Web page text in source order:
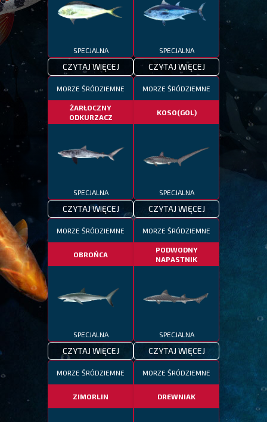
SPECJALNA
CZYTAJ WIĘCEJ
SPECJALNA
CZYTAJ WIĘCEJ
MORZE ŚRÓDZIEMNE
ŻARŁOCZNY
ODKURZACZ
SPECJALNA
CZYTAJ WIĘCEJ
MORZE ŚRÓDZIEMNE
KOSO(GOL)
SPECJALNA
CZYTAJ WIĘCEJ
MORZE ŚRÓDZIEMNE
OBROŃCA
SPECJALNA
CZYTAJ WIĘCEJ
MORZE ŚRÓDZIEMNE
PODWODNY
NAPASTNIK
SPECJALNA
CZYTAJ WIĘCEJ
MORZE ŚRÓDZIEMNE
ZIMORLIN
MORZE ŚRÓDZIEMNE
DREWNIAK